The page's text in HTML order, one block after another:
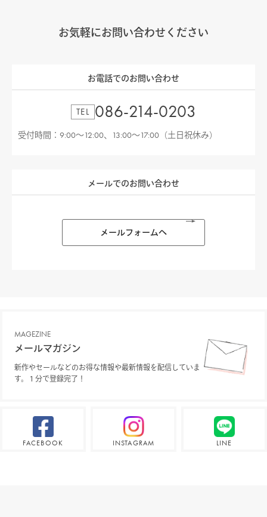
お気軽にお問い合わせください
お電話でのお問い合わせ
TEL 086-214-0203
受付時間：9:00〜12:00、13:00〜17:00（土日祝休み）
メールでのお問い合わせ
メールフォームへ
MAGEZINE
メールマガジン
新作やセールなどのお得な情報や最新情報を配信していま
す。１分で登録完了！
FACEBOOK INSTAGRAM LINE